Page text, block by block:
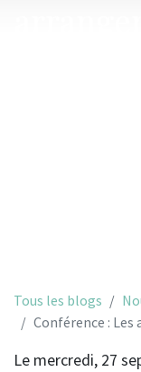
Tous les blogs
Conférence : Les
Le mercredi, 27